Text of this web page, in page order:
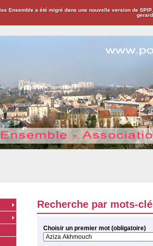
Ensemble a été migré dans une nouvelle version de
Recherche par mots-
Choisir un premier mot (obligatoire)